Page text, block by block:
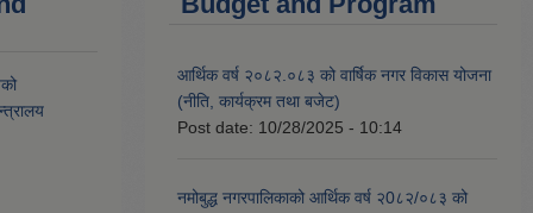
आर्थिक वर्ष २०८२.०८३ को वार्षिक नगर विकास योजना
(नीति, कार्यक्रम तथा बजेट)
Post date: 10/28/2025 - 10:14
नमोबुद्ध नगरपालिकाको आर्थिक वर्ष २0८२/०८३ को